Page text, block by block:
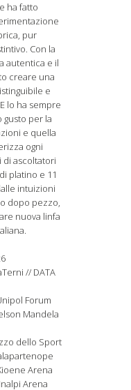
ha fatto
pur
Con la
autentica e il
creare una
e
lo ha sempre
gusto per la
e quella
ogni
di ascoltatori
platino e 11
intuizioni
dopo pezzo,
nuova linfa
// DATA
Forum
Mandela
dello Sport
Arena
Arena